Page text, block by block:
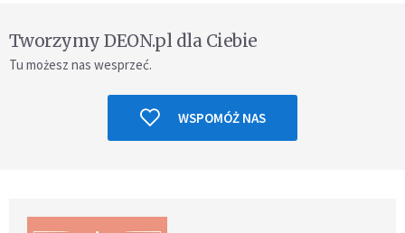
Tworzymy DEON.pl dla Ciebie
Tu możesz nas wesprzeć.
WSPOMÓŻ NAS